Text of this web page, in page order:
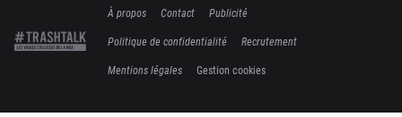
À propos Contact
Publicité
Politique de confidentialité
Recrutement
Mentions légales
Gestion cookies